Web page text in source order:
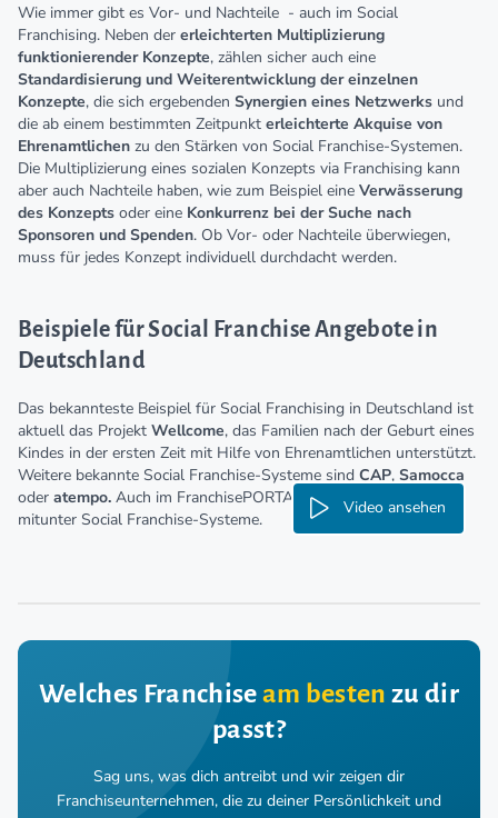
Wie immer gibt es Vor- und Nachteile - auch im Social
Franchising. Neben der erleichterten Multiplizierung
funktionierender Konzepte, zählen sicher auch eine
Standardisierung und Weiterentwicklung der einzelnen
Konzepte, die sich ergebenden Synergien eines Netzwerks und
die ab einem bestimmten Zeitpunkt erleichterte Akquise von
Ehrenamtlichen zu den Stärken von Social Franchise-Systemen.
Die Multiplizierung eines sozialen Konzepts via Franchising kann
aber auch Nachteile haben, wie zum Beispiel eine Verwässerung
des Konzepts oder eine Konkurrenz bei der Suche nach
Sponsoren und Spenden. Ob Vor- oder Nachteile überwiegen,
muss für jedes Konzept individuell durchdacht werden.
Beispiele für Social Franchise Angebote in
Deutschland
Das bekannteste Beispiel für Social Franchising in Deutschland ist
aktuell das Projekt Wellcome, das Familien nach der Geburt eines
Kindes in der ersten Zeit mit Hilfe von Ehrenamtlichen unterstützt.
Weitere bekannte Social Franchise-Systeme sind CAP, Samocca
oder atempo. Auch im FranchisePORTAL präsentieren sich
mitunter Social Franchise-Systeme.
Video ansehen
Welches Franchiseam besten zu dir
passt?
Sag uns, was dich antreibt und wir zeigen dir
Franchiseunternehmen, die zu deiner Persönlichkeit und